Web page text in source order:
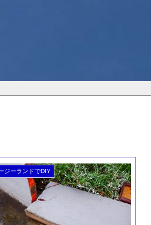
ジーランドでDIY